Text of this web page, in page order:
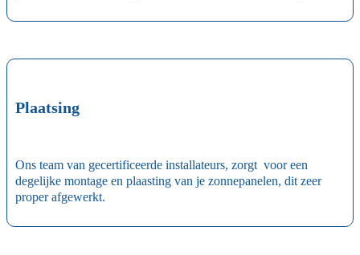
Plaatsing
Ons team van gecertificeerde installateurs, zorgt voor een
degelijke montage en plaasting van je zonnepanelen, dit zeer
proper afgewerkt.